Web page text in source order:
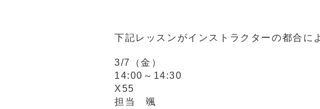
下記レッスンがインストラクターの都合に
3/7（金）
14:00～14:30
X55
担当 颯